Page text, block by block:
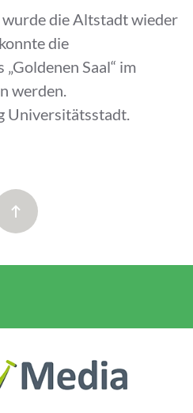
wurde die Altstadt wieder
die
Saal“ im
werden.
Universitätsstadt.